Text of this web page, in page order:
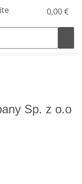
0,00 €
Sp. z o.o